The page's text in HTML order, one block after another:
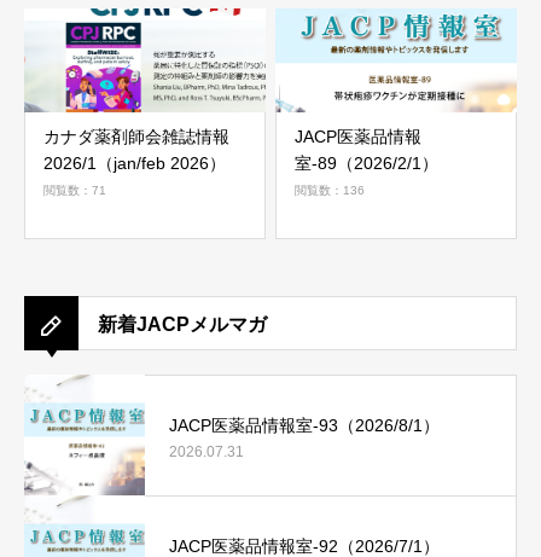
カナダ薬剤師会雑誌情報
2026/1（jan/feb 2026）
閲覧数：71
JACP医薬品情報
室-89（2026/2/1）
閲覧数：136
新着JACPメルマガ
JACP医薬品情報室-93（2026/8/1）
2026.07.31
JACP医薬品情報室-92（2026/7/1）